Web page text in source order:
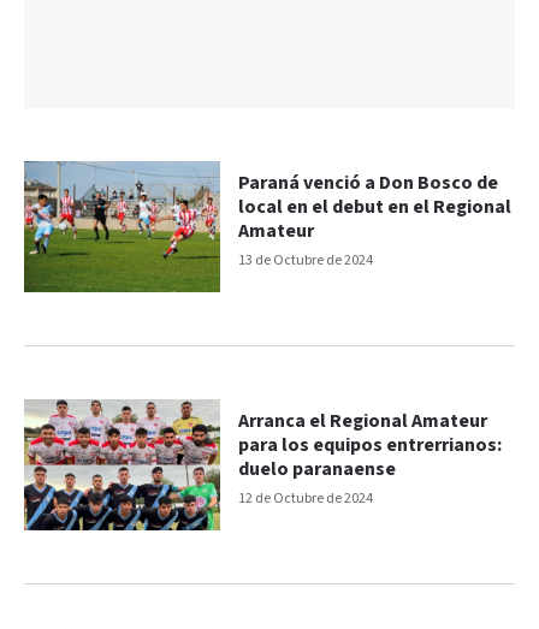
13 de Octubre de 2024
Paraná venció a Don Bosco de
local en el debut en el Regional
Amateur
12 de Octubre de 2024
Arranca el Regional Amateur
para los equipos entrerrianos:
duelo paranaense